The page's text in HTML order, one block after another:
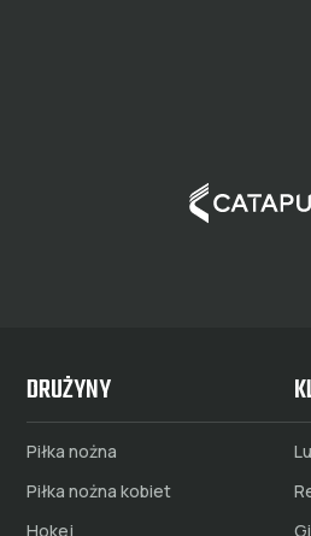
DRUŻYNY
Piłka nożna
Piłka nożna kobiet
Hokej